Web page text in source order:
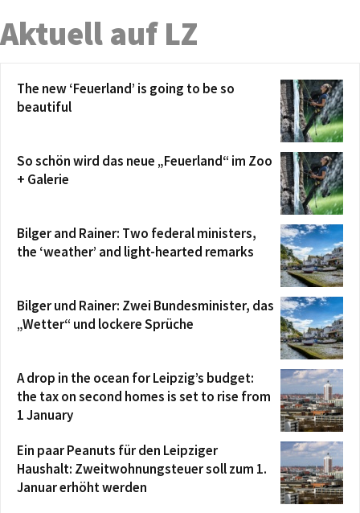
Aktuell auf LZ
The new ‘Feuerland’ is going to be so
beautiful
So schön wird das neue „Feuerland“ im Zoo
+ Galerie
Bilger and Rainer: Two federal ministers,
the ‘weather’ and light-hearted remarks
Bilger und Rainer: Zwei Bundesminister, das
„Wetter“ und lockere Sprüche
A drop in the ocean for Leipzig’s budget:
the tax on second homes is set to rise from
1 January
Ein paar Peanuts für den Leipziger
Haushalt: Zweitwohnungsteuer soll zum 1.
Januar erhöht werden